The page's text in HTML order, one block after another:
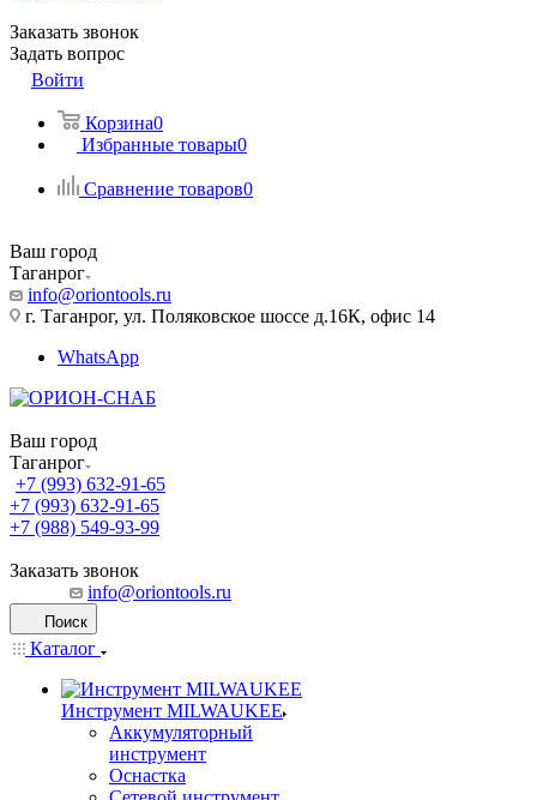
Заказать звонок
Задать вопрос
Войти
Корзина0
Избранные товары0
Сравнение товаров0
Ваш город
Таганрог
info@oriontools.ru
г. Таганрог, ул. Поляковское шоссе д.16К, офис 14
WhatsApp
Ваш город
Таганрог
+7 (993) 632-91-65
+7 (993) 632-91-65
+7 (988) 549-93-99
Заказать звонок
info@oriontools.ru
Поиск
Каталог
Инструмент MILWAUKEE
Аккумуляторный
инструмент
Оснастка